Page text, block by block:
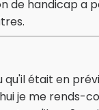
de handicap a
qu'il était en
je me rends-